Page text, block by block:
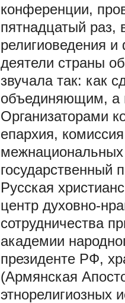
конференции,
пятнадцатый раз,
религиоведения
деятели страны
звучала так: как
объединяющим, а
Организаторами
епархия,
государственный
Русская
центр духовно-
сотрудничества
академии
президенте РФ,
(Армянская
этнорелигиозных